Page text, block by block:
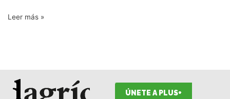
Leer más »
ÚNETE A PLUS+